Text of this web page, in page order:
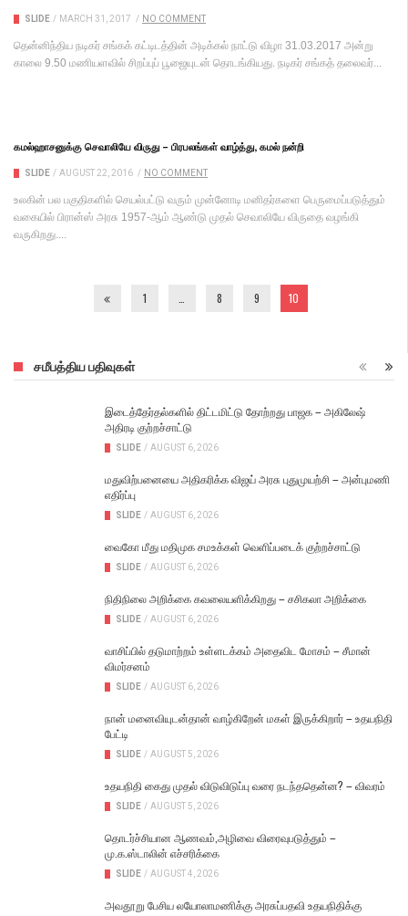
SLIDE / MARCH 31, 2017 / NO COMMENT
தென்னிந்திய நடிகர் சங்கக் கட்டிடத்தின் அடிக்கல் நாட்டு விழா 31.03.2017 அன்று
காலை 9.50 மணியளவில் சிறப்புப் பூஜையுடன் தொடங்கியது. நடிகர் சங்கத் தலைவர்...
கமல்ஹாசனுக்கு செவாலியே விருது – பிரபலங்கள் வாழ்த்து, கமல் நன்றி
SLIDE / AUGUST 22, 2016 / NO COMMENT
உலகின் பல பகுதிகளில் செயல்பட்டு வரும் முன்னோடி மனிதர்களை பெருமைப்படுத்தும்
வகையில் பிரான்ஸ் அரசு 1957-ஆம் ஆண்டு முதல் செவாலியே விருதை வழங்கி
வருகிறது....
1 8 9 10
சமீபத்திய பதிவுகள்
இடைத்தேர்தல்களில் திட்டமிட்டு தோற்றது பாஜக – அகிலேஷ்
அதிரடி குற்றச்சாட்டு
SLIDE / AUGUST 6, 2026
மதுவிற்பனையை அதிகரிக்க விஜய் அரசு புதுமுயற்சி – அன்புமணி
எதிர்ப்பு
SLIDE / AUGUST 6, 2026
வைகோ மீது மதிமுக சமஉக்கள் வெளிப்படைக் குற்றச்சாட்டு
SLIDE / AUGUST 6, 2026
நிதிநிலை அறிக்கை கவலையளிக்கிறது – சசிகலா அறிக்கை
SLIDE / AUGUST 6, 2026
வாசிப்பில் தடுமாற்றம் உள்ளடக்கம் அதைவிட மோசம் – சீமான்
விமர்சனம்
SLIDE / AUGUST 6, 2026
நான் மனைவியுடன்தான் வாழ்கிறேன் மகள் இருக்கிறார் – உதயநிதி
பேட்டி
SLIDE / AUGUST 5, 2026
உதயநிதி கைது முதல் விடுவிடுப்பு வரை நடந்ததென்ன? – விவரம்
SLIDE / AUGUST 5, 2026
தொடர்ச்சியான ஆணவம்,அழிவை விரைவுபடுத்தும் –
மு.க.ஸ்டாலின் எச்சரிக்கை
SLIDE / AUGUST 4, 2026
அவதூறு பேசிய லயோலாமணிக்கு அரசுப்பதவி உதயநிதிக்கு